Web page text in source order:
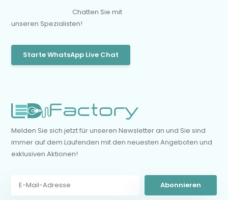
Chatten Sie mit
unseren Spezialisten!
Starte WhatsApp Live Chat
Melden Sie sich jetzt für unseren Newsletter an und Sie sind
immer auf dem Laufenden mit den neuesten Angeboten und
exklusiven Aktionen!
Abonnieren